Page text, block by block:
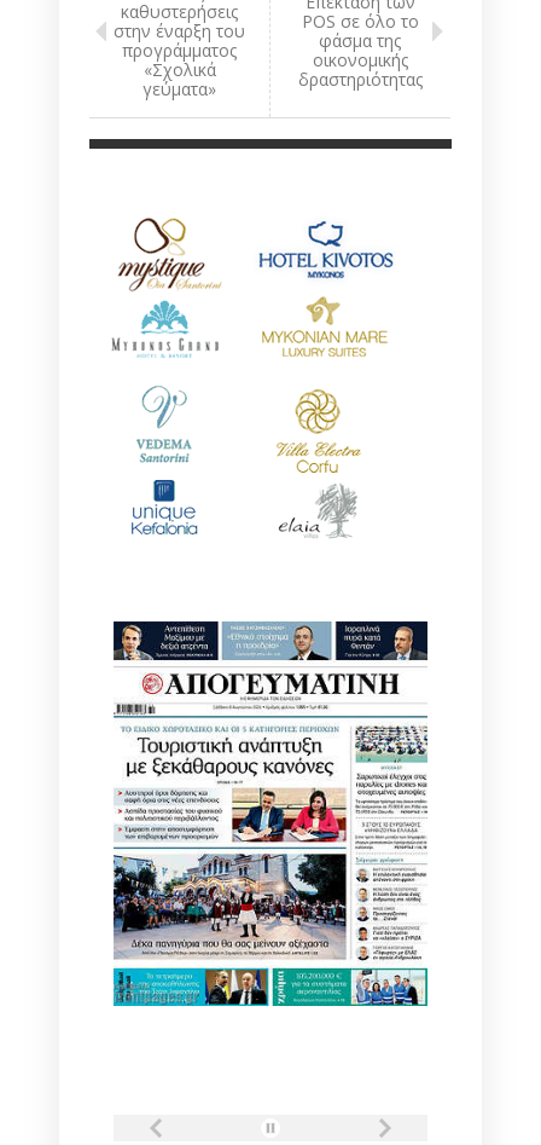
καθυστερήσεις
στην έναρξη του
προγράμματος
«Σχολικά
γεύματα»
POS σε όλο το
φάσμα της
οικονομικής
δραστηριότητας